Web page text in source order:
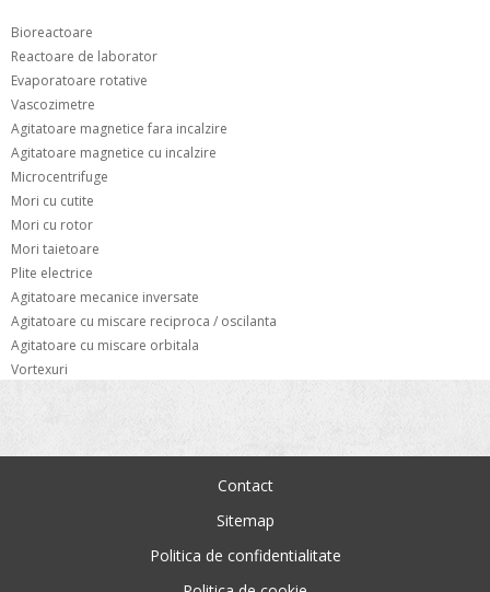
Bioreactoare
Reactoare de laborator
Evaporatoare rotative
Vascozimetre
Agitatoare magnetice fara incalzire
Agitatoare magnetice cu incalzire
Microcentrifuge
Mori cu cutite
Mori cu rotor
Mori taietoare
Plite electrice
Agitatoare mecanice inversate
Agitatoare cu miscare reciproca / oscilanta
Agitatoare cu miscare orbitala
Vortexuri
Contact
Sitemap
Politica de confidentialitate